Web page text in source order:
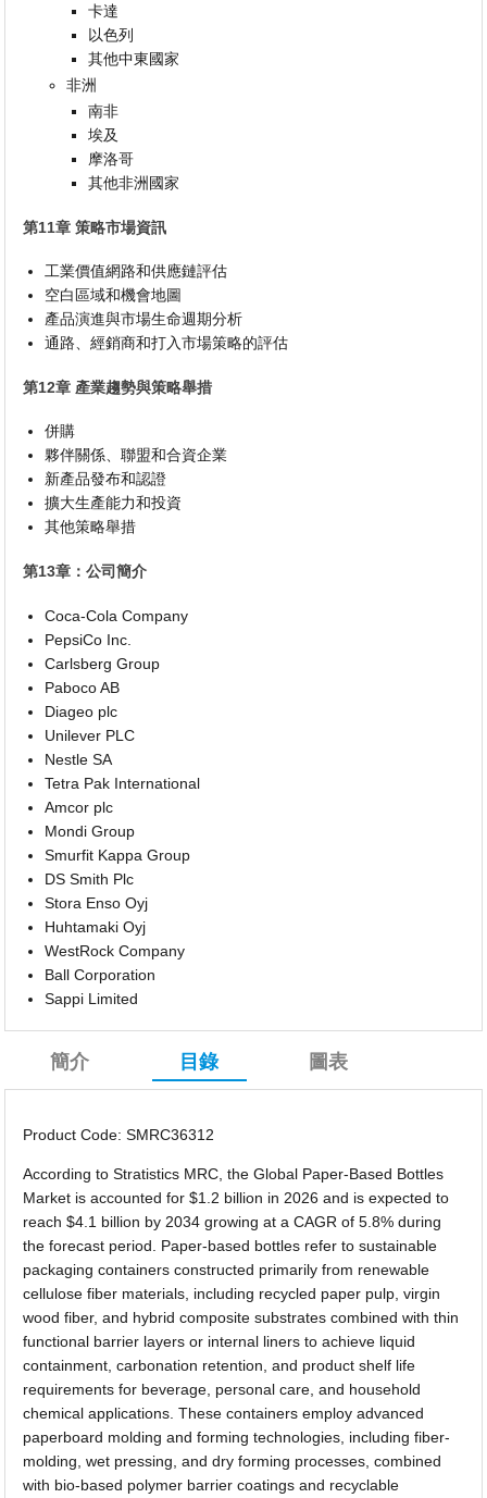
卡達
以色列
其他中東國家
非洲
南非
埃及
摩洛哥
其他非洲國家
第11章 策略市場資訊
工業價值網路和供應鏈評估
空白區域和機會地圖
產品演進與市場生命週期分析
通路、經銷商和打入市場策略的評估
第12章 產業趨勢與策略舉措
併購
夥伴關係、聯盟和合資企業
新產品發布和認證
擴大生產能力和投資
其他策略舉措
第13章：公司簡介
Coca-Cola Company
PepsiCo Inc.
Carlsberg Group
Paboco AB
Diageo plc
Unilever PLC
Nestle SA
Tetra Pak International
Amcor plc
Mondi Group
Smurfit Kappa Group
DS Smith Plc
Stora Enso Oyj
Huhtamaki Oyj
WestRock Company
Ball Corporation
Sappi Limited
簡介 目錄 圖表
Product Code: SMRC36312
According to Stratistics MRC, the Global Paper-Based Bottles
Market is accounted for $1.2 billion in 2026 and is expected to
reach $4.1 billion by 2034 growing at a CAGR of 5.8% during
the forecast period. Paper-based bottles refer to sustainable
packaging containers constructed primarily from renewable
cellulose fiber materials, including recycled paper pulp, virgin
wood fiber, and hybrid composite substrates combined with thin
functional barrier layers or internal liners to achieve liquid
containment, carbonation retention, and product shelf life
requirements for beverage, personal care, and household
chemical applications. These containers employ advanced
paperboard molding and forming technologies, including fiber-
molding, wet pressing, and dry forming processes, combined
with bio-based polymer barrier coatings and recyclable